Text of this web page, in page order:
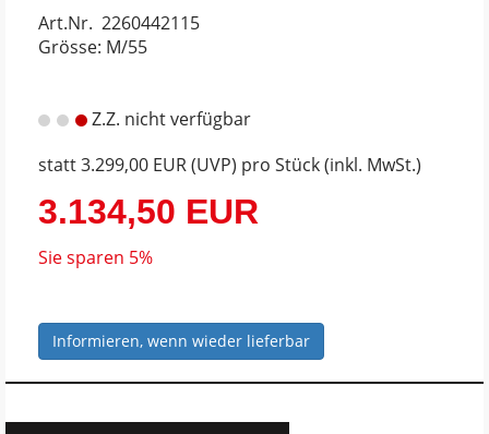
Art.Nr. 2260442115
Grösse: M/55
Z.Z. nicht verfügbar
statt3.299,00 EUR(UVP) pro Stück (inkl. MwSt.)
3.134,50 EUR
Sie sparen 5%
Informieren, wenn wieder lieferbar